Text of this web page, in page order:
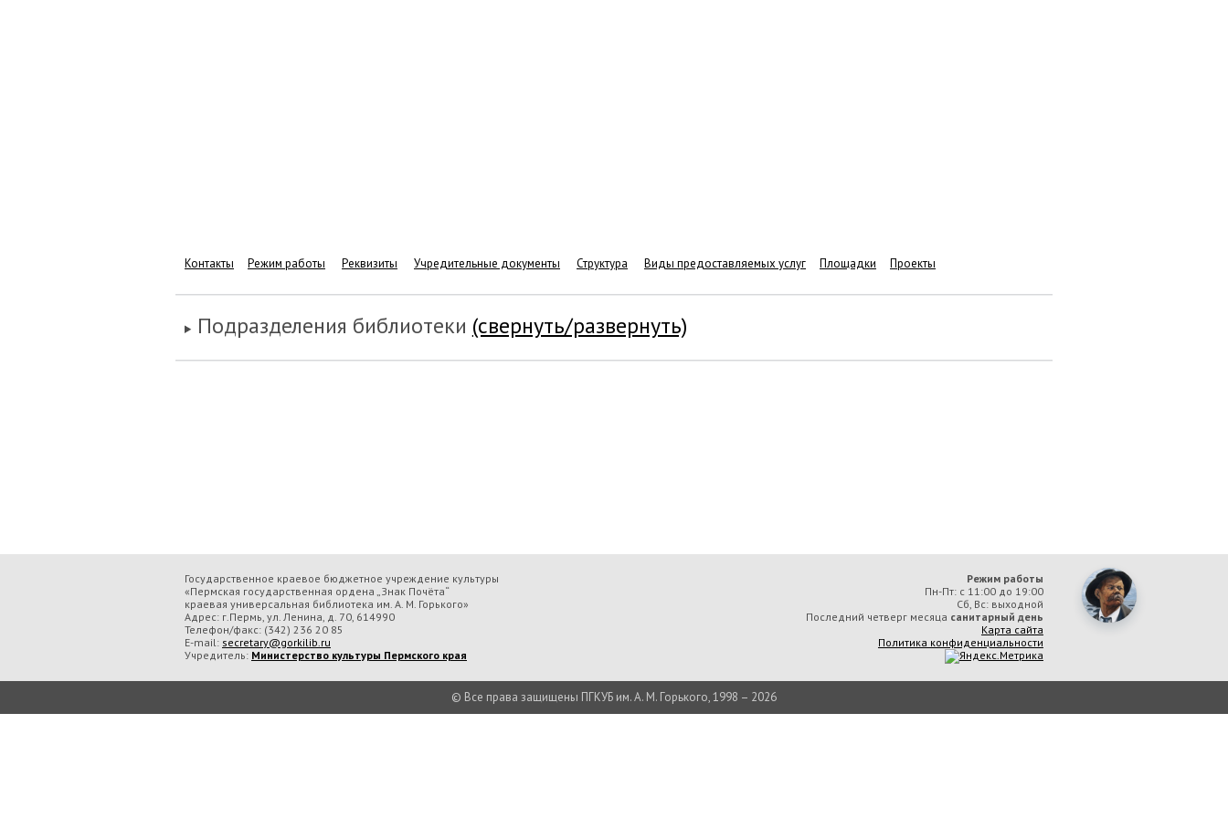
Контакты Режим работы Реквизиты Учредительные документы Структура Виды предоставляемых услуг Площадки Проекты
Подразделения библиотеки (свернуть/развернуть)
Государственное краевое бюджетное учреждение культуры
«Пермская государственная ордена „Знак Почёта“
краевая универсальная библиотека им. А. М. Горького»
Адрес: г.Пермь, ул. Ленина, д. 70, 614990
Телефон/факс: (342) 236 20 85
E-mail: secretary@gorkilib.ru
Учредитель: Министерство культуры Пермского края
Режим работы
Пн-Пт: с 11:00 до 19:00
Сб, Вс: выходной
Последний четверг месяца санитарный день
Карта сайта
Политика конфиденциальности
© Все права защищены ПГКУБ им. А. М. Горького, 1998 – 2026
Во время посещения сайта Государственное краевое бюджетное учреждение культуры «Пермская государственная ордена „Знак Почёта“ краевая универсальная библиотека им. А. М. Горького» вы соглашаетесь с тем, что мы
обрабатываем данные с использованием метрических программ.